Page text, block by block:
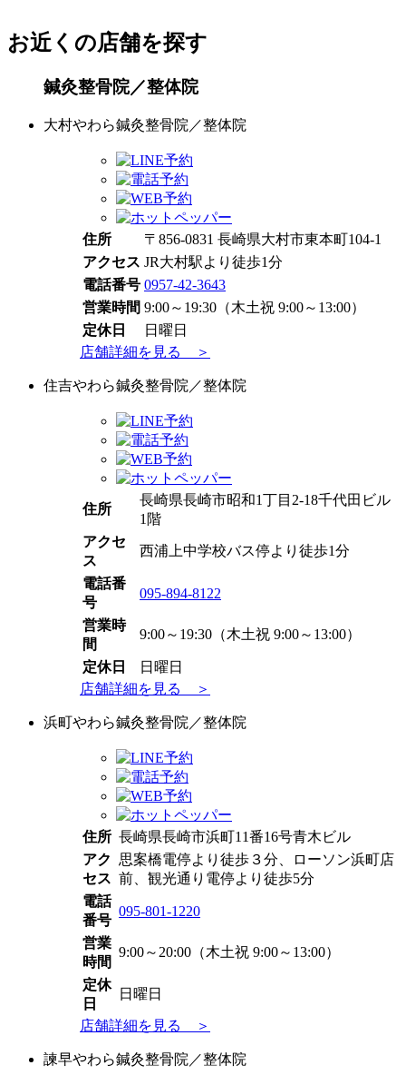
お近くの店舗を探す
鍼灸整骨院／整体院
大村やわら鍼灸整骨院／整体院
住所
〒856-0831 長崎県大村市東本町104-1
アクセス JR大村駅より徒歩1分
電話番号 0957-42-3643
営業時間 9:00～19:30（木土祝 9:00～13:00）
定休日
日曜日
店舗詳細を見る ＞
住吉やわら鍼灸整骨院／整体院
住所
長崎県長崎市昭和1丁目2-18千代田ビル
1階
アクセ
ス
西浦上中学校バス停より徒歩1分
電話番
号
095-894-8122
営業時
間
9:00～19:30（木土祝 9:00～13:00）
定休日
日曜日
店舗詳細を見る ＞
浜町やわら鍼灸整骨院／整体院
住所 長崎県長崎市浜町11番16号青木ビル
アク
セス
思案橋電停より徒歩３分、ローソン浜町店
前、観光通り電停より徒歩5分
電話
番号
095-801-1220
営業
時間
9:00～20:00（木土祝 9:00～13:00）
定休
日
日曜日
店舗詳細を見る ＞
諫早やわら鍼灸整骨院／整体院